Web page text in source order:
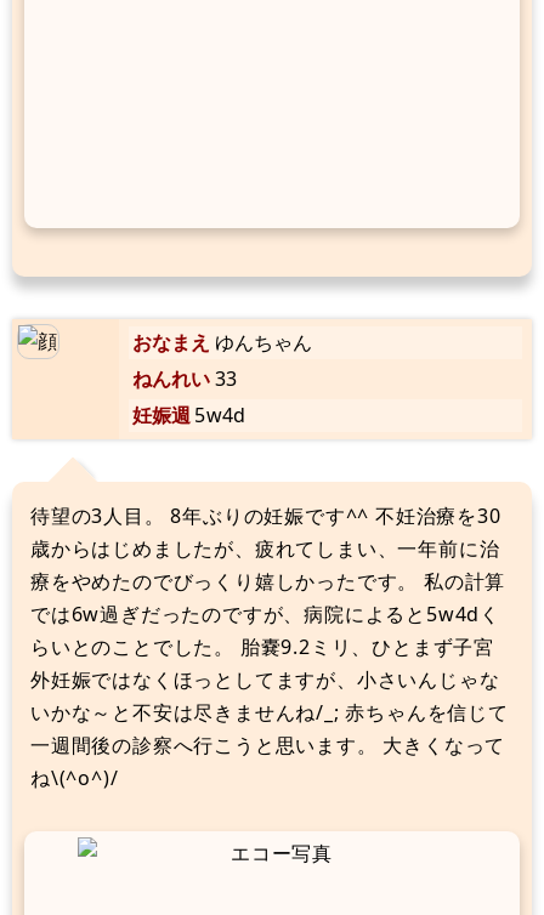
おなまえ ゆんちゃん
ねんれい33
妊娠週5w4d
待望の3人目。 8年ぶりの妊娠です^^ 不妊治療を30
歳からはじめましたが、疲れてしまい、一年前に治
療をやめたのでびっくり嬉しかったです。 私の計算
では6w過ぎだったのですが、病院によると5w4dく
らいとのことでした。 胎嚢9.2ミリ、ひとまず子宮
外妊娠ではなくほっとしてますが、小さいんじゃな
いかな～と不安は尽きませんね/_; 赤ちゃんを信じて
一週間後の診察へ行こうと思います。 大きくなって
ね\(^o^)/